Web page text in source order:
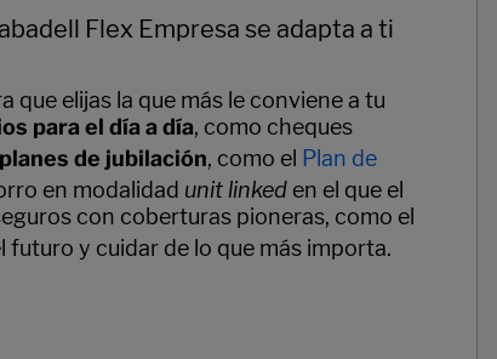
Flex Empresa se adapta a ti
que elijas la que más le conviene a tu
para el día a día, como cheques
planes de jubilación, como el Plan de
en modalidad unit linkeden el que el
con coberturas pioneras, como el
futuro y cuidar de lo que más importa.